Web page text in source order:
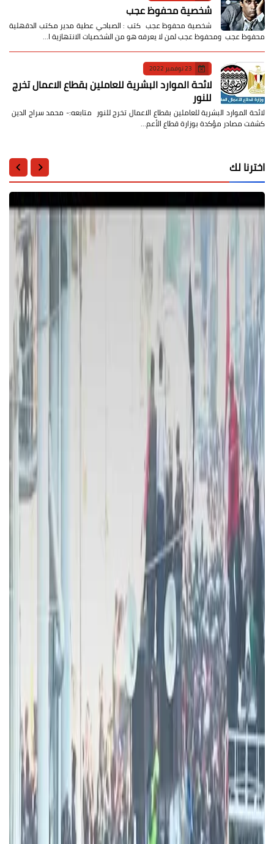
شخصية محفوظ عجب
شخصية محفوظ عجب كتب : الصباحي عطية مدير مكتب الدقهلية
محفوظ عجب ومحفوظ عجب لمن لا يعرفه هو من الشخصيات الانتهازية ا…
23 نوفمبر 2022
لائحة الموارد البشرية للعاملين بقطاع الاعمال تخرج
للنور
لائحة الموارد البشرية للعاملين بقطاع الاعمال تخرج للنور متابعه:- محمد سراج الدين
كشفت مصادر مؤكدة بوزارة قطاع الأعم…
اخترنا لك